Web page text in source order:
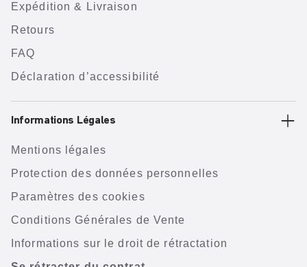
Expédition & Livraison
Retours
FAQ
Déclaration d’accessibilité
Informations Légales
Mentions légales
Protection des données personnelles
Paramètres des cookies
Conditions Générales de Vente
Informations sur le droit de rétractation